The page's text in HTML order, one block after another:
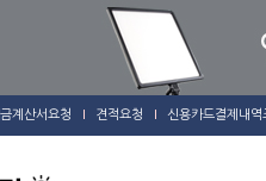
계산서요청 견적요청 신용카드결제내역